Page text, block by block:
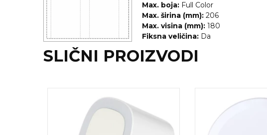
Max. boja: Full Color
Max. širina (mm): 206
Max. visina (mm): 180
Fiksna veličina: Da
SLIČNI PROIZVODI